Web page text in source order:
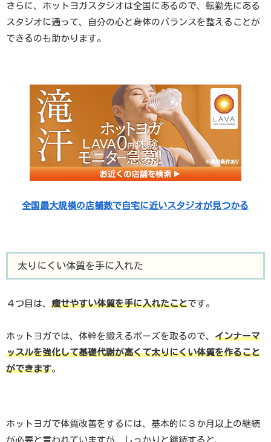
さらに、ホットヨガスタジオは全国にあるので、転勤先にある
スタジオに通って、自分の心と身体のバランスを整えることが
できるのも助かります。
全国最大規模の店舗数で自宅に近いスタジオが見つかる
太りにくい体質を手に入れた
４つ目は、 痩せやすい体質を手に入れたことです。
ホットヨガでは、体幹を鍛えるポーズを取るので、 インナーマ
ッスルを強化して基礎代謝が高くて太りにくい体質を作ること
ができます。
ホットヨガで体質改善をするには、基本的に３か月以上の継続
が必要と言われていますが、しっかりと継続すると、